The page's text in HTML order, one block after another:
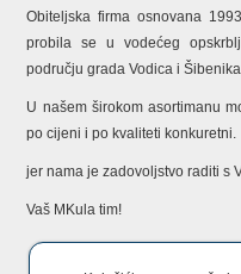
Obiteljska firma osnovana
probila se u vodećeg
području grada Vodica i Šibenika.
U našem širokom asortimanu
po cijeni i po kvaliteti konkuretni.
jer nama je zadovoljstvo raditi s
Vaš MKula tim!